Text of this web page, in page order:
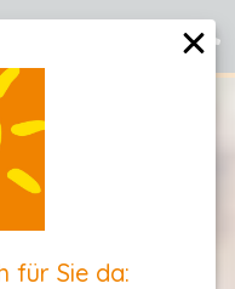
für Sie da: